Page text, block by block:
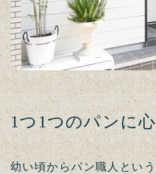
1つ1つのパンに
幼い頃からパン職人とい